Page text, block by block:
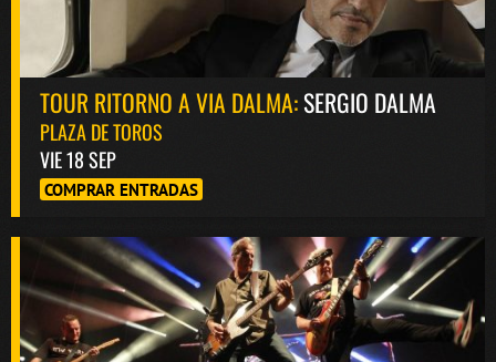
TOUR RITORNO A VIA DALMA:SERGIO DALMA
PLAZA DE TOROS
VIE 18 SEP
COMPRAR ENTRADAS